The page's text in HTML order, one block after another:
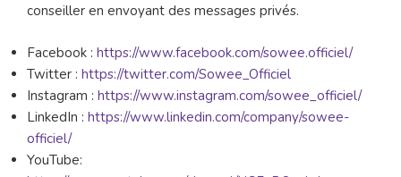
conseiller en envoyant des messages privés.
Facebook : https://www.facebook.com/sowee.officiel/
Twitter : https://twitter.com/Sowee_Officiel
Instagram : https://www.instagram.com/sowee_officiel/
LinkedIn : https://www.linkedin.com/company/sowee-
officiel/
YouTube: